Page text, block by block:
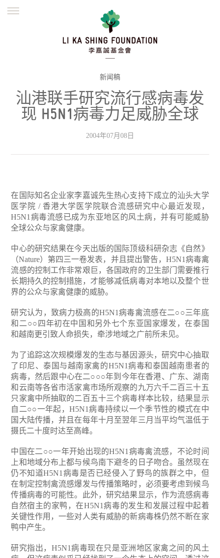
並肩同行
繁體
新闻稿
汕港联手研究流行感病毒发
现 H5N1病毒力足威胁全球
2004年07月08日
在国际知名企业家李嘉诚先生热心支持下成立的汕头大学
医学院 / 香港大学医学院联合流感研究中心最近发现，
H5N1病毒流感已成为东亚地区的风土病，并有可能威胁
全球公众与家禽健康。
中心的研究结果在今天出版的国际顶级科研杂志《自然》
（Nature）第四三一卷发表，并且提出警告，H5N1病毒禽
流感的控制工作非常艰巨，各国政府的卫生部门需要推行
长期持久的控制措施，才能够减低病毒对本地以及整个世
界的公众与家禽健康的威胁。
研究认为，致病力极高的H5N1病毒禽流感在二○○三年底
和二○○四年初在中国和另外七个东亚国家爆发，在泰国
和越南更引致人命损失，牵涉地域之广前所未见。
为了追踪这次规模爆发的生态与基因源头，研究中心抽取
了印尼、泰国与越南家禽的H5N1病毒和泰国越南患者的
病毒，然后跟中心在二○○○年到今年在香港、广东、湖南
和云南等各省市活家禽市场所观察的九万六千二百三十五
只家禽中所抽取的二百五十三个病毒样本比较，结果显示
自二○○一年起，H5N1病毒持续以一个季节性的模式在中
国大陆传播，并且在每年十月至翌年三月当平均气温低于
摄氏二十度时达至高峰。
中国在二○○一年开始出现的H5N1病毒禽流感，不论时间
上和地域分布上都与候鸟南下避冬的日子吻合。虽然现在
仍不知道H5N1病毒是否已经侵入了野鸟的族群之中，但
在制定控制禽流感爆发与传播策略时，必须要考虑到候鸟
传播病毒的可能性。此外，研究结果显示，作为流感病毒
自然宿主的家鸭，在H5N1病毒的发生和发展过程中起着
关键性作用，一些对人类有威胁的新病毒株仍然不断在家
鸭中产生。
研究指出，H5N1病毒现在只是亚洲地区家禽之间的风土